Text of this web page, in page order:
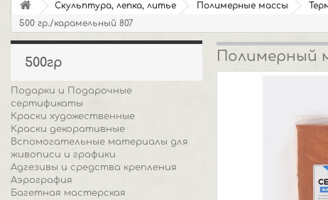
Скульптура, лепка, литье Полимерные массы
500 гр./карамельный 807
500гр
Подарки и Подарочные
сертификаты
Краски художественные
Краски декоративные
Вспомогательные материалы для
живописи и графики
Адгезивы и средства крепления
Аэрография
Багетная мастерская
Полимерный